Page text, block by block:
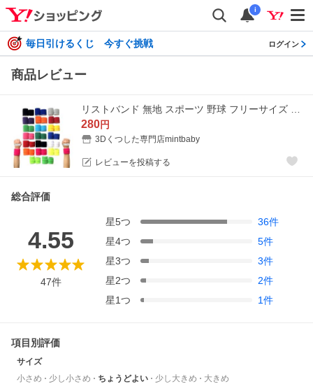
i
毎日引けるくじ 今すぐ挑戦 ログイン
商品レビュー
280円
3Dくつした専門店mintbaby
レビューを投稿する
総合評価
4.55
47件
星5つ 36件
星4つ 5件
星3つ 3件
星2つ 2件
星1つ 1件
項目別評価
サイズ
小さめ
少し小さめ ちょうどよい 少し大きめ 大きめ